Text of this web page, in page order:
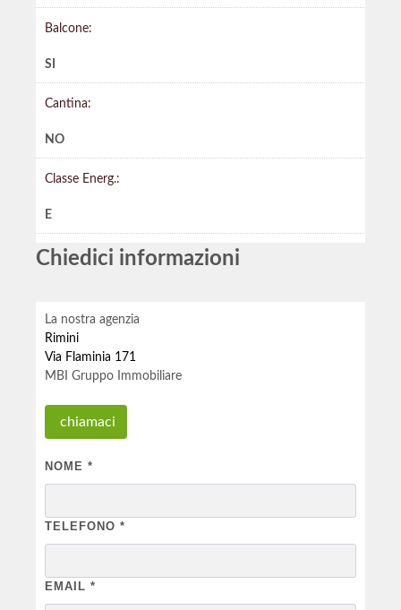
Balcone:
SI
Cantina:
NO
Classe Energ.:
E
Chiedici informazioni
La nostra agenzia
Rimini
Via Flaminia 171
MBI Gruppo Immobiliare
chiamaci
NOME *
TELEFONO *
EMAIL *